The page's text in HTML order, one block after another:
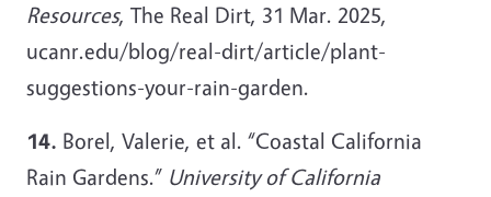
Resources, The Real Dirt, 31 Mar. 2025,
ucanr.edu/blog/real-dirt/article/plant-
suggestions-your-rain-garden.
14. Borel, Valerie, et al. “Coastal California
Rain Gardens.” University of California